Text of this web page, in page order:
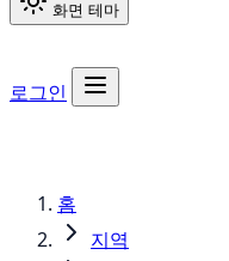
화면 테마
로그인
홈
지역